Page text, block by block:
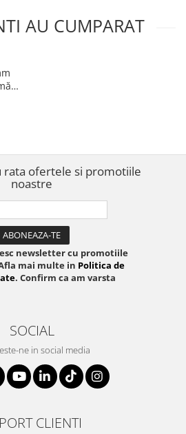
AU CUMPARAT
rata ofertele si promotiile
noastre
newsletter cu promotiile
mai multe in Politica de
. Confirm ca am varsta
SOCIAL
ne in social media
CLIENTI